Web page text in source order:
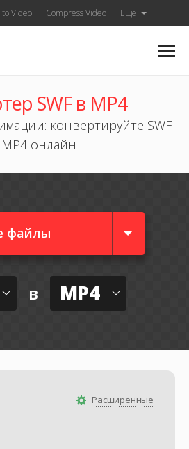
Video Compress Video Ещё
SWF в MP4
конвертируйте SWF
онлайн
файлы
в MP4
Расширенные